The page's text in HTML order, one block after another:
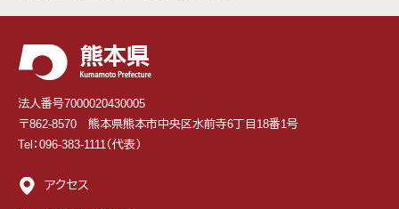
法人番号7000020430005
〒862-8570 熊本県熊本市中央区水前寺6丁目18番1号
Tel：096-383-1111（代表）
アクセス